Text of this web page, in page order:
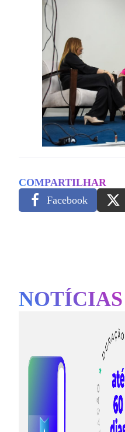
COMPARTILHAR
Facebook
NOTÍCIAS